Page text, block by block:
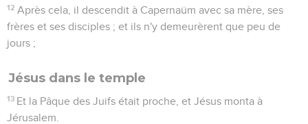
12 Après cela, il descendit à Capernaüm avec sa mère, ses
frères et ses disciples ; et ils n'y demeurèrent que peu de
jours ;
Jésus dans le temple
13 Et la Pâque des Juifs était proche, et Jésus monta à
Jérusalem.